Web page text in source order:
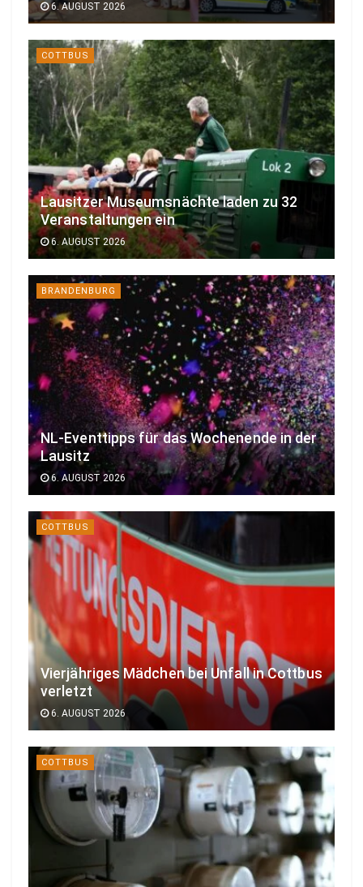
6. AUGUST 2026
COTTBUS
Lausitzer Museumsnächte laden zu 32
Veranstaltungen ein
6. AUGUST 2026
BRANDENBURG
NL-Eventtipps für das Wochenende in der
Lausitz
6. AUGUST 2026
COTTBUS
Vierjähriges Mädchen bei Unfall in Cottbus
verletzt
6. AUGUST 2026
COTTBUS